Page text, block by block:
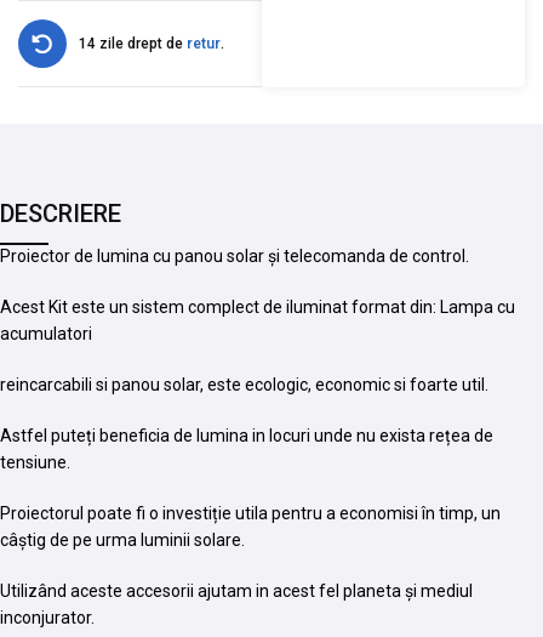
14 zile drept de retur.
DESCRIERE
Proiector de lumina cu panou solar și telecomanda de control.
Acest Kit este un sistem complect de iluminat format din: Lampa cu
acumulatori
reincarcabili si panou solar, este ecologic, economic si foarte util.
Astfel puteți beneficia de lumina in locuri unde nu exista rețea de
tensiune.
Proiectorul poate fi o investiție utila pentru a economisi în timp, un
câștig de pe urma luminii solare.
Utilizând aceste accesorii ajutam in acest fel planeta și mediul
inconjurator.